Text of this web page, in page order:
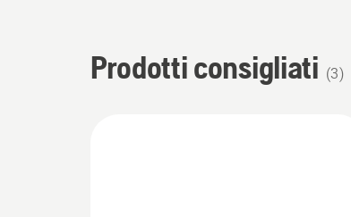
Prodotti consigliati (3)